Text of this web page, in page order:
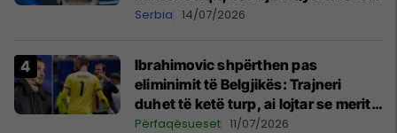
të Lirë në Serbi kërkon shkarkimin e
Serbia 14/07/2026
Ibrahimovic shpërthen pas
eliminimit të Belgjikës: Trajneri
duhet të ketë turp, ai lojtar se meritoi
të luante
Përfaqësueset 11/07/2026